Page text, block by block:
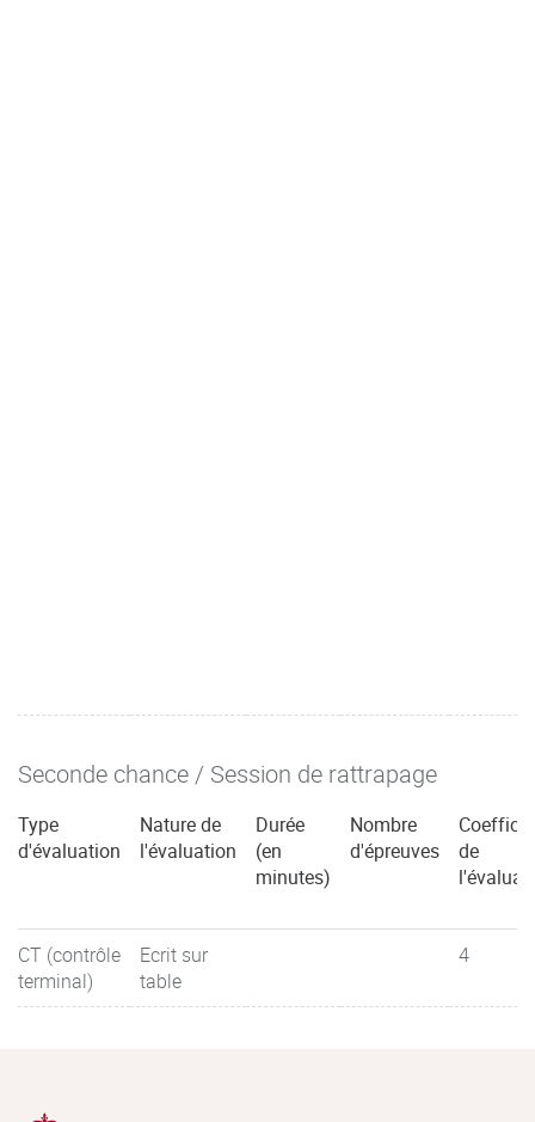
Seconde chance / Session de rattrapage
Type
d'évaluation
Nature de
l'évaluation
Durée
(en
minutes)
Nombre
d'épreuves
de
CT (contrôle
terminal)
Ecrit sur
table
4